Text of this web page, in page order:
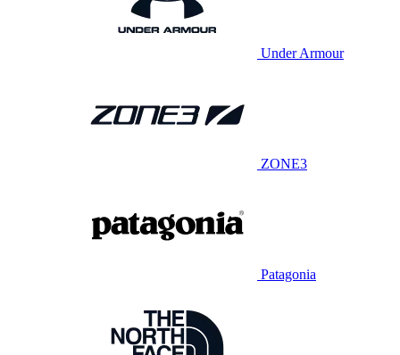
Under Armour
ZONE3
Patagonia